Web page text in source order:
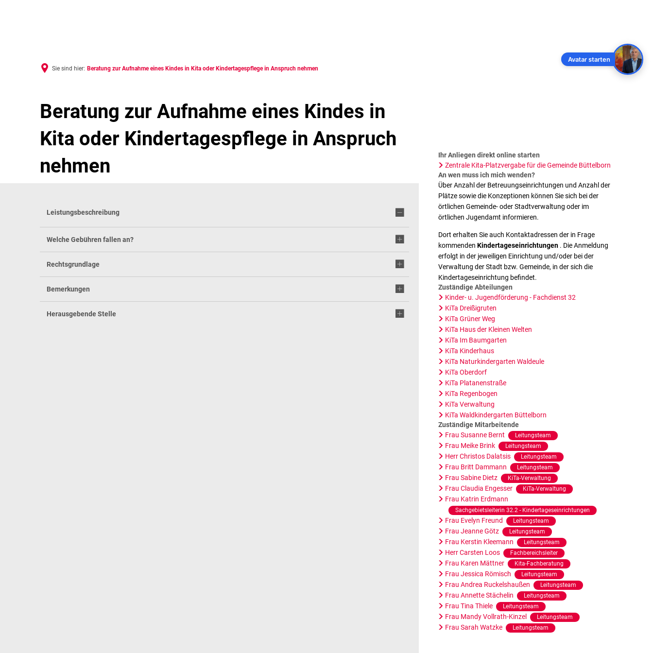
Sie sind hier: Beratung zur Aufnahme eines Kindes in Kita oder Kindertagespflege in Anspruch nehmen
Beratung zur Aufnahme eines Kindes in
Kita oder Kindertagespflege in Anspruch
nehmen
Leistungsbeschreibung
Welche Gebühren fallen an?
Rechtsgrundlage
Bemerkungen
Herausgebende Stelle
Ihr Anliegen direkt online starten
Zentrale Kita-Platzvergabe für die Gemeinde Büttelborn
An wen muss ich mich wenden?
Über Anzahl der Betreuungseinrichtungen und Anzahl der
Plätze sowie die Konzeptionen können Sie sich bei der
örtlichen Gemeinde- oder Stadtverwaltung oder im
örtlichen Jugendamt informieren.
Dort erhalten Sie auch Kontaktadressen der in Frage
kommenden Kindertageseinrichtungen . Die Anmeldung
erfolgt in der jeweiligen Einrichtung und/oder bei der
Verwaltung der Stadt bzw. Gemeinde, in der sich die
Kindertageseinrichtung befindet.
Zuständige Abteilungen
Kinder- u. Jugendförderung - Fachdienst 32
KiTa Dreißigruten
KiTa Grüner Weg
KiTa Haus der Kleinen Welten
KiTa Im Baumgarten
KiTa Kinderhaus
KiTa Naturkindergarten Waldeule
KiTa Oberdorf
KiTa Platanenstraße
KiTa Regenbogen
KiTa Verwaltung
KiTa Waldkindergarten Büttelborn
Zuständige Mitarbeitende
Frau Susanne Bernt
Leitungsteam
Frau Meike Brink Leitungsteam
Herr Christos Dalatsis Leitungsteam
Frau Britt Dammann Leitungsteam
Frau Sabine Dietz KiTa-Verwaltung
Frau Claudia Engesser KiTa-Verwaltung
Frau Katrin Erdmann
Sachgebietsleiterin 32.2 - Kindertageseinrichtungen
Frau Evelyn Freund Leitungsteam
Frau Jeanne Götz Leitungsteam
Frau Kerstin Kleemann Leitungsteam
Herr Carsten Loos Fachbereichsleiter
Frau Karen Mättner Kita-Fachberatung
Frau Jessica Römisch Leitungsteam
Frau Andrea Ruckelshaußen Leitungsteam
Frau Annette Stächelin Leitungsteam
Frau Tina Thiele Leitungsteam
Frau Mandy Vollrath-Kinzel Leitungsteam
Frau Sarah Watzke Leitungsteam
Avatar starten